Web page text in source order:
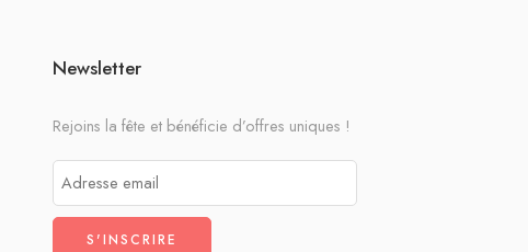
Newsletter
Rejoins la fête et bénéficie d’offres uniques !